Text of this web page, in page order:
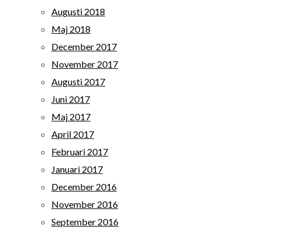
Augusti 2018
Maj 2018
December 2017
November 2017
Augusti 2017
Juni 2017
Maj 2017
April 2017
Februari 2017
Januari 2017
December 2016
November 2016
September 2016